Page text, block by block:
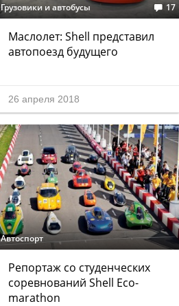
Грузовики и автобусы 17
Маслолет: Shell представил
автопоезд будущего
26 апреля 2018
Автоспорт
Репортаж со студенческих
соревнований Shell Eco-
marathon